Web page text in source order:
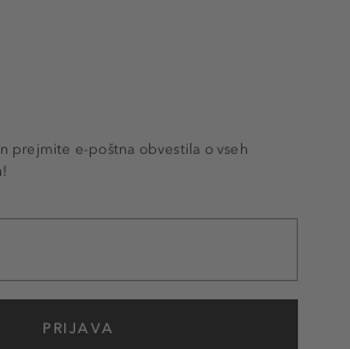
prejmite e-poštna obvestila o vseh
PRIJAVA